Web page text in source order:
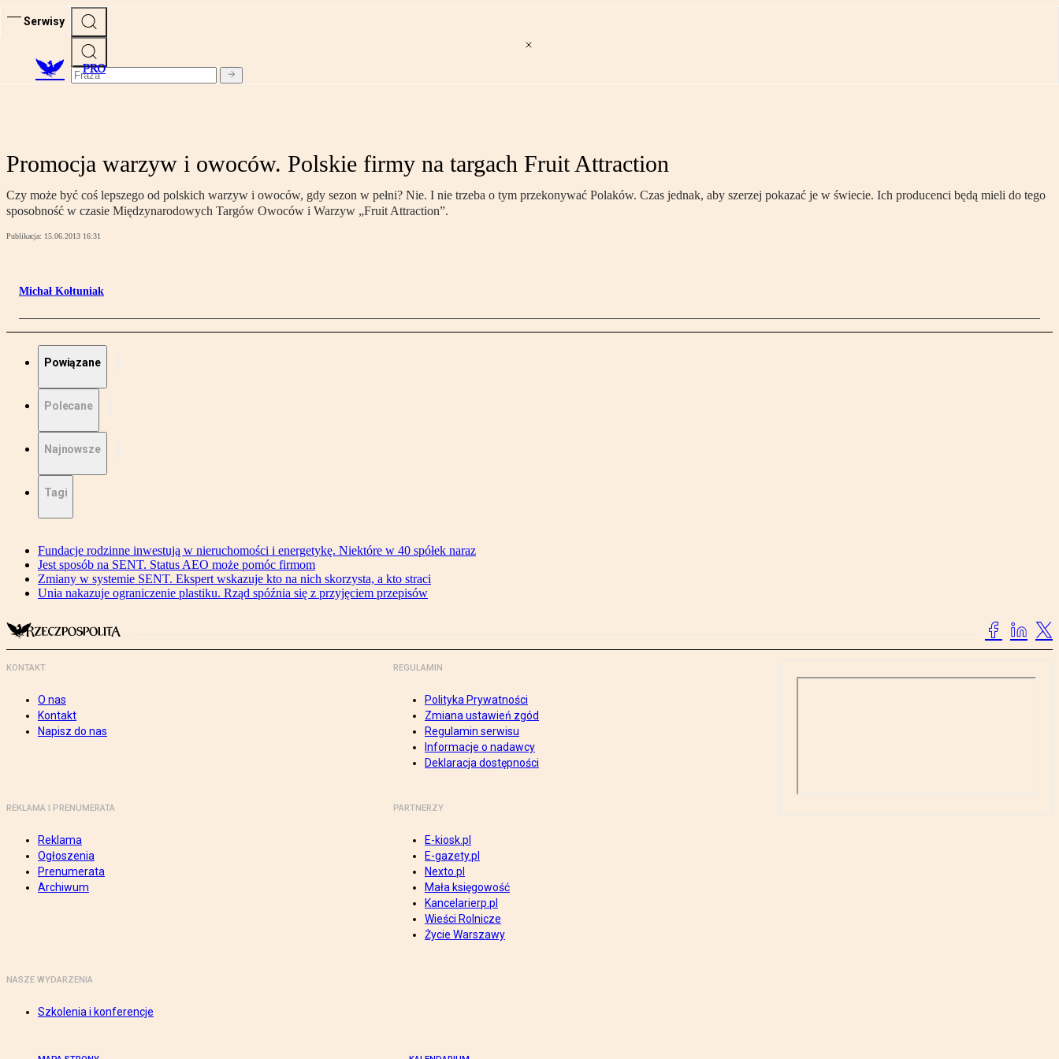
Serwisy
PRO
Promocja warzyw i owoców. Polskie firmy na targach Fruit Attraction
Czy może być coś lepszego od polskich warzyw i owoców, gdy sezon w pełni? Nie. I nie trzeba o tym przekonywać Polaków. Czas jednak, aby szerzej pokazać je w świecie. Ich producenci będą mieli do tego
sposobność w czasie Międzynarodowych Targów Owoców i Warzyw „Fruit Attraction”.
Publikacja: 15.06.2013 16:31
Michał Kołtuniak
Powiązane
Polecane
Najnowsze
Tagi
Fundacje rodzinne inwestują w nieruchomości i energetykę. Niektóre w 40 spółek naraz
Jest sposób na SENT. Status AEO może pomóc firmom
Zmiany w systemie SENT. Ekspert wskazuje kto na nich skorzysta, a kto straci
Unia nakazuje ograniczenie plastiku. Rząd spóźnia się z przyjęciem przepisów
KONTAKT
O nas
Kontakt
Napisz do nas
REGULAMIN
Polityka Prywatności
Zmiana ustawień zgód
Regulamin serwisu
Informacje o nadawcy
Deklaracja dostępności
REKLAMA I PRENUMERATA
Reklama
Ogłoszenia
Prenumerata
Archiwum
PARTNERZY
E-kiosk.pl
E-gazety.pl
Nexto.pl
Mała księgowość
Kancelarierp.pl
Wieści Rolnicze
Życie Warszawy
NASZE WYDARZENIA
Szkolenia i konferencje